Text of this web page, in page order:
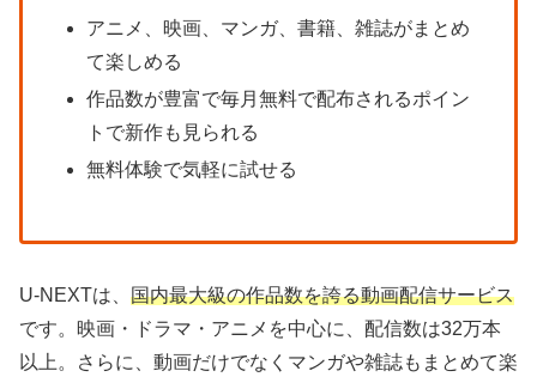
アニメ、映画、マンガ、書籍、雑誌がまとめ
て楽しめる
作品数が豊富で毎月無料で配布されるポイン
トで新作も見られる
無料体験で気軽に試せる
U-NEXTは、 国内最大級の作品数を誇る動画配信サービス
です。映画・ドラマ・アニメを中心に、配信数は32万本
以上。さらに、動画だけでなくマンガや雑誌もまとめて楽